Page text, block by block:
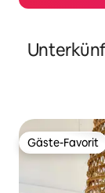
Gäste-Favorit
Gäste-Favorit